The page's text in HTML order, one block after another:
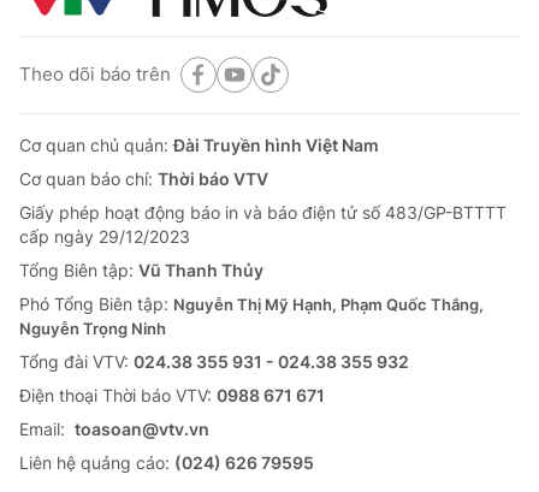
Theo dõi báo trên
Cơ quan chủ quản:Đài Truyền hình Việt Nam
Cơ quan báo chí: Thời báo VTV
Giấy phép hoạt động báo in và báo điện tử số 483/GP-BTTTT
cấp ngày 29/12/2023
Tổng Biên tập: Vũ Thanh Thủy
Phó Tổng Biên tập: Nguyễn Thị Mỹ Hạnh, Phạm Quốc Thắng,
Nguyễn Trọng Ninh
Tổng đài VTV: 024.38 355 931 - 024.38 355 932
Ðiện thoại Thời báo VTV: 0988 671 671
Email: toasoan@vtv.vn
Liên hệ quảng cáo: (024) 626 79595